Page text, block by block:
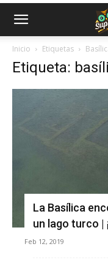
Inicio Etiquetas
Etiqueta:
La Basílica
un lago turco |
Feb 12, 2019